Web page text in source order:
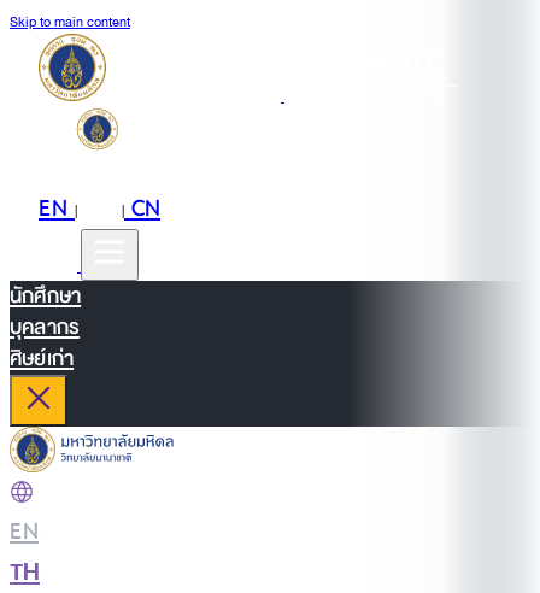
Skip to main content
EN| |CN
นักศึกษา
บุคลากร
ศิษย์เก่า
EN
TH